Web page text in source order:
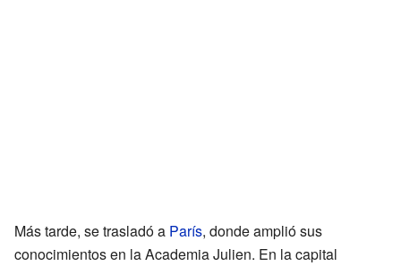
Más tarde, se trasladó a París, donde amplió sus
conocimientos en la Academia Julien. En la capital